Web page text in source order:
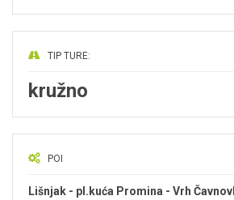
TIP TURE:
kružno
POI
Lišnjak - pl.kuća Promina - Vrh